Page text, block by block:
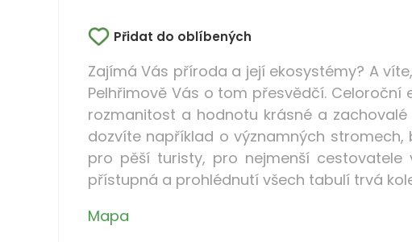
Přidat do oblíbených
Zajímá Vás příroda a její ekosystémy? A
Pelhřimově Vás o tom přesvědčí.
rozmanitost a hodnotu krásné a
dozvíte například o významných
pro pěší turisty, pro nejmenší
přístupná a prohlédnutí všech tabulí trvá
Mapa